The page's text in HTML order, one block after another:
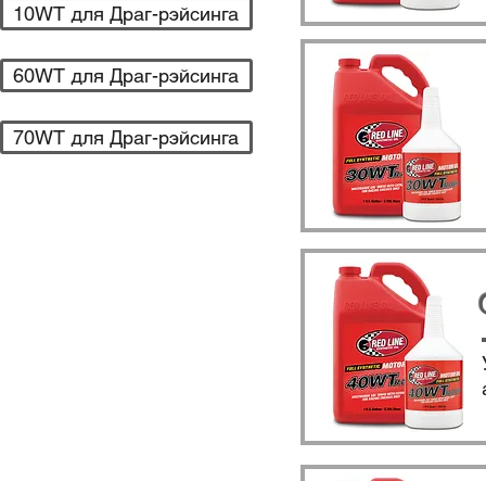
10WT для Драг-рэйсинга
60WT для Драг-рэйсинга
70WT для Драг-рэйсинга